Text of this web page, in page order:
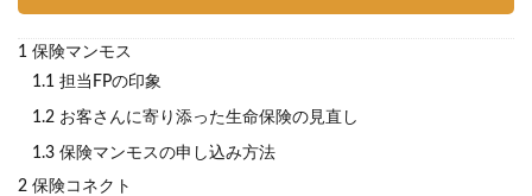
1 保険マンモス
1.1 担当FPの印象
1.2 お客さんに寄り添った生命保険の見直し
1.3 保険マンモスの申し込み方法
2 保険コネクト